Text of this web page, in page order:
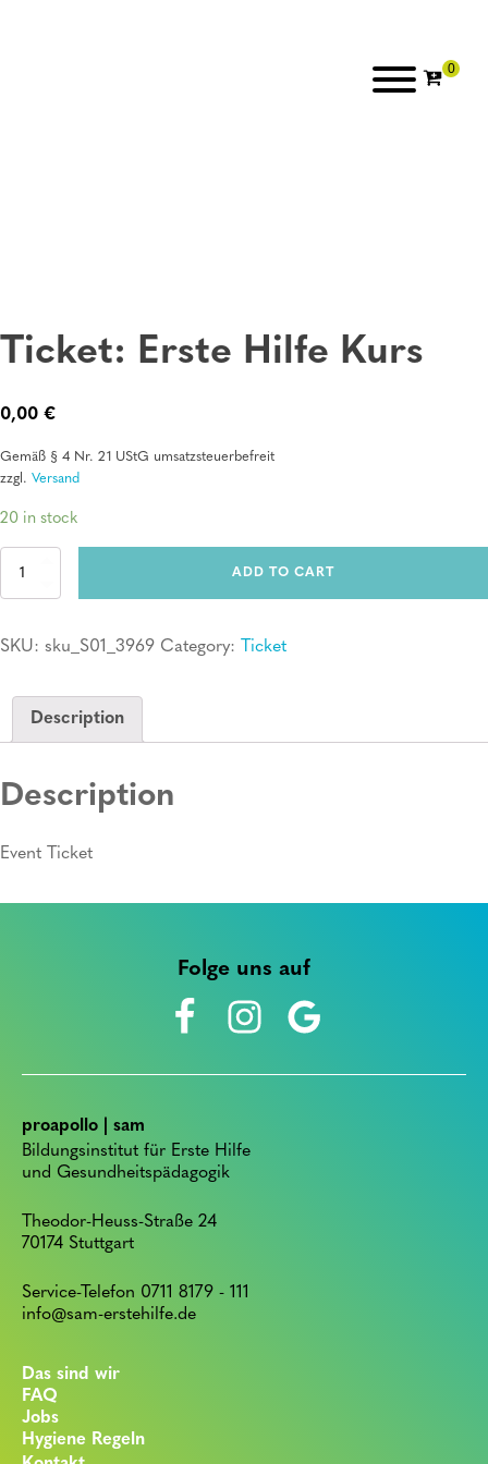
Ticket: Erste Hilfe Kurs
0,00 €
Gemäß § 4 Nr. 21 UStG umsatzsteuerbefreit
zzgl. Versand
20 in stock
Ticket:
quantity
ADD TO CART
SKU: sku_S01_3969 Category: Ticket
Description
Description
Event Ticket
Folge uns auf
proapollo | sam
Bildungsinstitut für Erste Hilfe
und Gesundheitspädagogik
Theodor-Heuss-Straße 24
70174 Stuttgart
Service-Telefon 0711 8179 - 111
info@sam-erstehilfe.de
Das sind wir
FAQ
Jobs
Hygiene Regeln